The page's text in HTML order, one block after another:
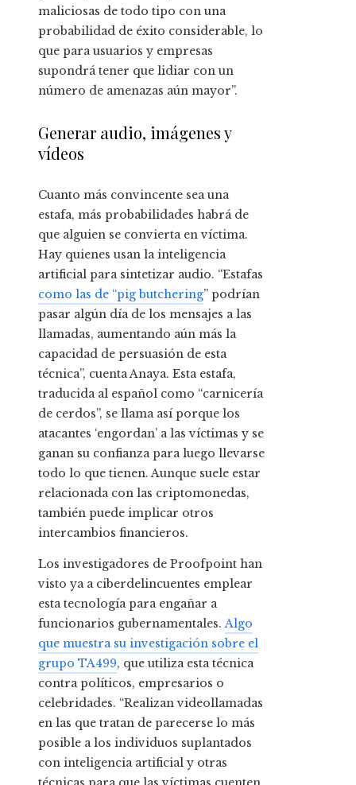
maliciosas de todo tipo con una
probabilidad de éxito considerable, lo
que para usuarios y empresas
supondrá tener que lidiar con un
número de amenazas aún mayor”.
Generar audio, imágenes y
vídeos
Cuanto más convincente sea una
estafa, más probabilidades habrá de
que alguien se convierta en víctima.
Hay quienes usan la inteligencia
artificial para sintetizar audio. “Estafas
como las de “pig butchering” podrían
pasar algún día de los mensajes a las
llamadas, aumentando aún más la
capacidad de persuasión de esta
técnica”, cuenta Anaya. Esta estafa,
traducida al español como “carnicería
de cerdos”, se llama así porque los
atacantes ‘engordan’ a las víctimas y se
ganan su confianza para luego llevarse
todo lo que tienen. Aunque suele estar
relacionada con las criptomonedas,
también puede implicar otros
intercambios financieros.
Los investigadores de Proofpoint han
visto ya a ciberdelincuentes emplear
esta tecnología para engañar a
funcionarios gubernamentales. Algo
que muestra su investigación sobre el
grupo TA499, que utiliza esta técnica
contra políticos, empresarios o
celebridades. “Realizan videollamadas
en las que tratan de parecerse lo más
posible a los individuos suplantados
con inteligencia artificial y otras